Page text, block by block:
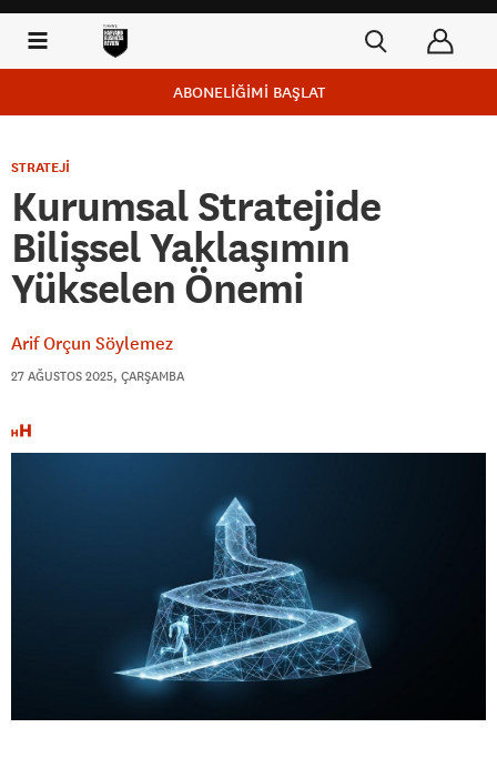
ABONELİĞİMİ BAŞLAT
STRATEJİ
Kurumsal Stratejide
Bilişsel Yaklaşımın
Yükselen Önemi
Arif Orçun Söylemez
27 AĞUSTOS 2025, ÇARŞAMBA